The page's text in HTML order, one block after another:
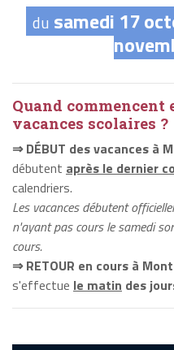
du samedi 17
Quand commencent
vacances scolaires ?
⇒ DÉBUT des vacances à
débutent après le dernier
calendriers.
Les vacances débutent
n'ayant pas cours le samedi
cours.
⇒ RETOUR en cours à
s'effectue le matin des